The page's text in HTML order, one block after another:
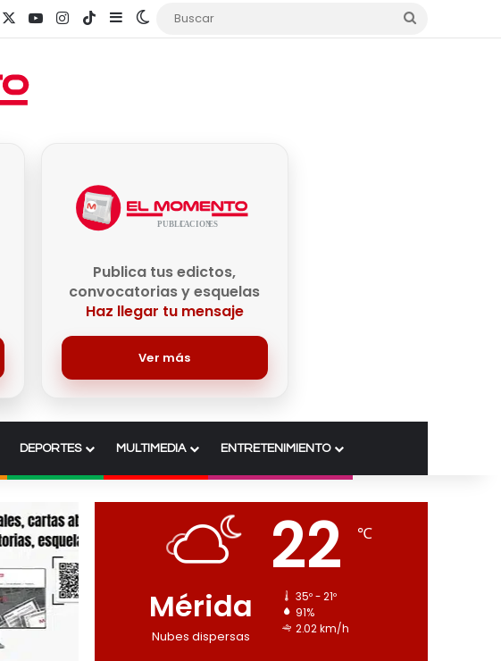
YouTubeInstagram
TikTokSidebarSwitch skin Buscar
Publica tus edictos,
convocatorias y esquelas
Haz llegar tu mensaje
Ver más
DEPORTES MULTIMEDIA ENTRETENIMIENTO
Mérida
Nubes dispersas
22 ℃
35º - 21º
91%
2.02 km/h